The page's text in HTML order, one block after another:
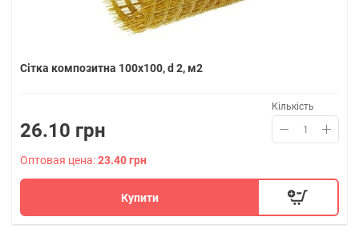
Сітка композитна 100х100, d 2, м2
26.10 грн
Кількість
Оптовая цена:23.40 грн
Купити